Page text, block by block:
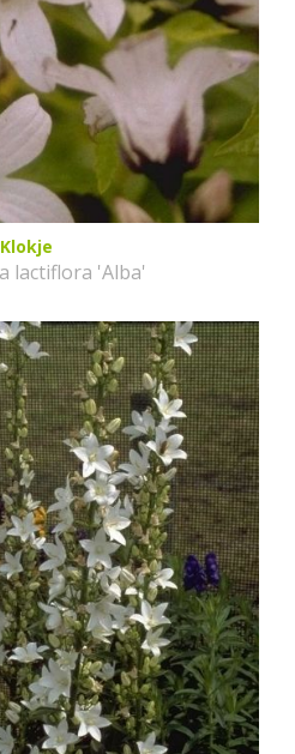
Klokje
lactiflora 'Alba'